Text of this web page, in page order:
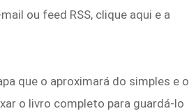
ou feed RSS, clique aqui e a
que o aproximará do simples e o
o livro completo para guardá-lo